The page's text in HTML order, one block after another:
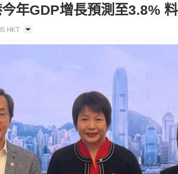
年GDP增長預測至3.8%
HKT